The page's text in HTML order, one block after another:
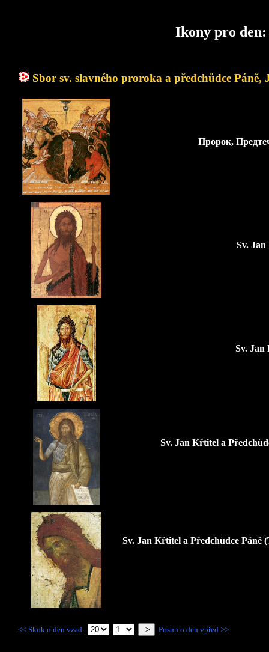
Ikony pro
Sbor sv. slavného proroka a předchůdce Páně,
Пророк,
Sv.
Sv. Jan
Sv. Jan Křtitel a
Sv. Jan Křtitel a Předchůdce Páně
<< Skok o den vzad. . . Posun o den vpřed >>